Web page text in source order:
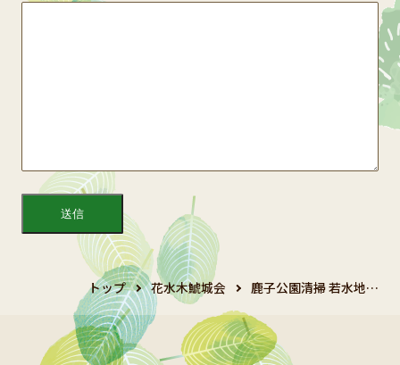
トップ 花水木鯱城会 鹿子公園清掃 若水地…